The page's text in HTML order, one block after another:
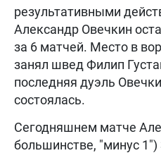
результативными
Александр Овечкин
за 6 матчей. Место в
занял швед Филип
последняя дуэль
состоялась.
Сегодняшнем матче
большинстве, "минус 1")